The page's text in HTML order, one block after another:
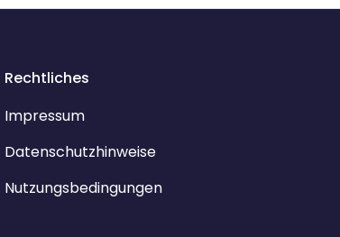
Rechtliches
Impressum
Datenschutzhinweise
Nutzungsbedingungen